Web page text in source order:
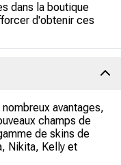
dans la boutique
d'obtenir ces
avantages,
champs de
de skins de
Nikita, Kelly et